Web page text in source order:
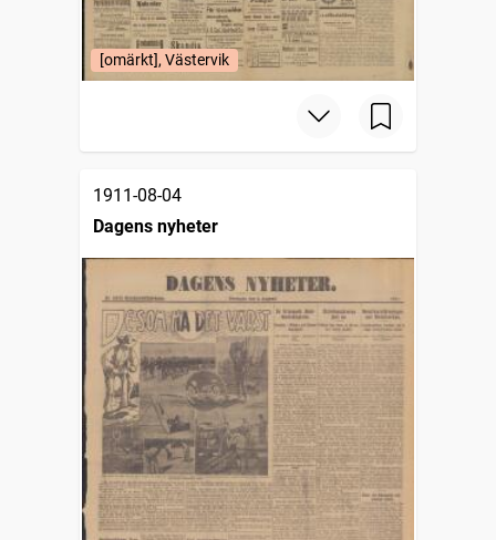
[omärkt], Västervik
1911-08-04
Dagens nyheter